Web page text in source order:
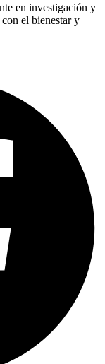
en investigación y
el bienestar y